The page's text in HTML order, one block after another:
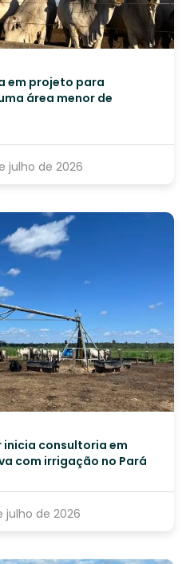
em projeto para
área menor de
julho de 2026
inicia consultoria em
com irrigação no Pará
julho de 2026